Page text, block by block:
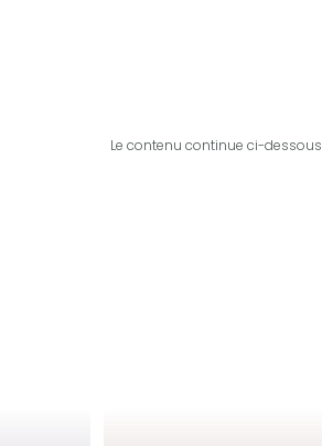
Le contenu continue ci-dessous